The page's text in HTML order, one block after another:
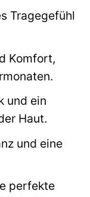
Tragegefühl
Komfort,
und ein
Haut.
und eine
perfekte